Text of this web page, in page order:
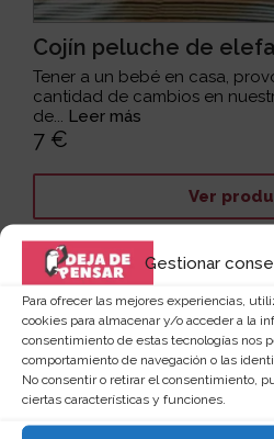
Gestionar
Para ofrecer las mejores experiencias,
cookies para almacenar y/o acceder a la
consentimiento de estas tecnologías nos
comportamiento de navegación o las
No consentir o retirar el consentimiento,
ciertas características y funciones.
Cojín peluche de
Tener a un bebé en casa,
cantidad de cambios en
de... Leer más
7 €
Ver